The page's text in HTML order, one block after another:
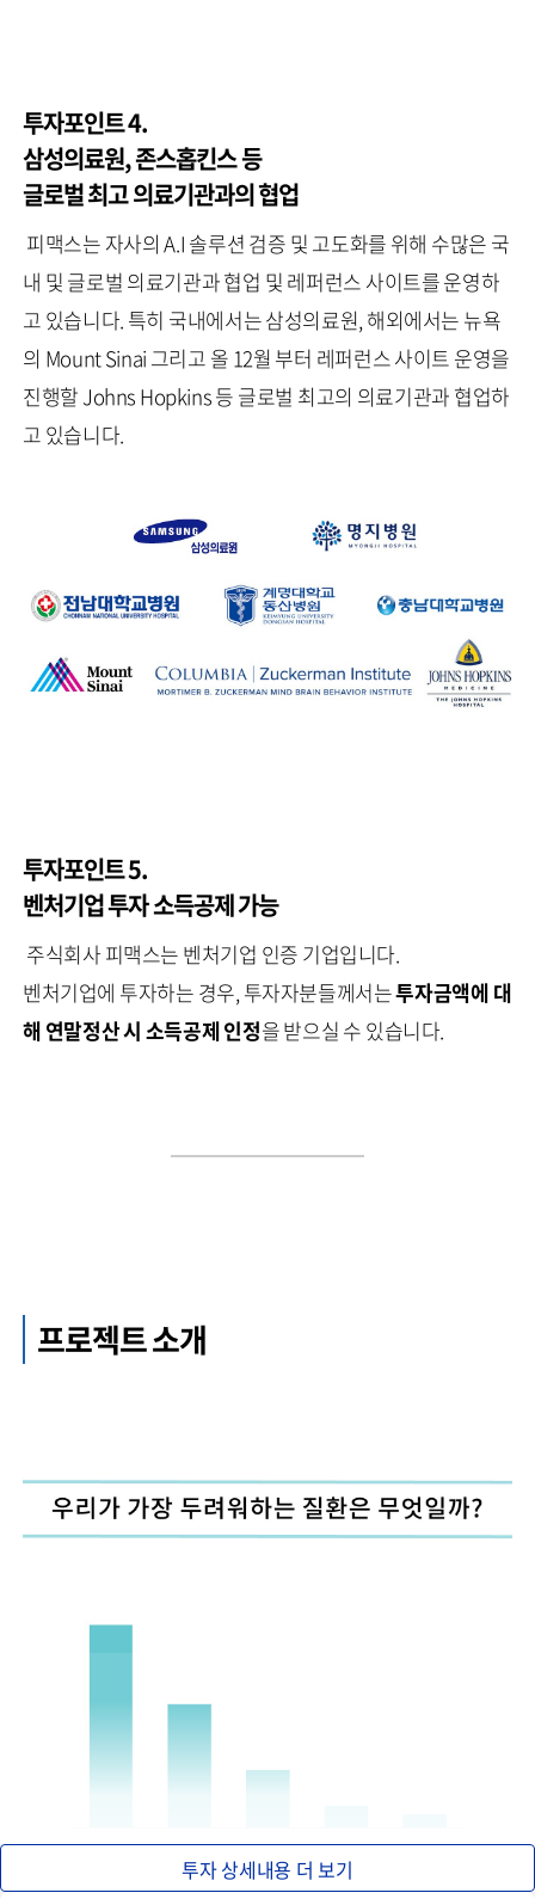
투자포인트 4.
삼성의료원, 존스홉킨스 등
글로벌 최고 의료기관과의 협업
피맥스는 자사의 A.I 솔루션 검증 및 고도화를 위해 수많은 국
내 및 글로벌 의료기관과 협업 및 레퍼런스 사이트를 운영하
고 있습니다. 특히 국내에서는 삼성의료원, 해외에서는 뉴욕
의 Mount Sinai 그리고 올 12월 부터 레퍼런스 사이트 운영을
진행할 Johns Hopkins 등 글로벌 최고의 의료기관과 협업하
고 있습니다.
투자포인트 5.
벤처기업 투자 소득공제 가능
주식회사 피맥스는 벤처기업 인증 기업입니다.
벤처기업에 투자하는 경우, 투자자분들께서는투자금액에 대
해 연말정산 시 소득공제 인정을 받으실 수 있습니다.
프로젝트 소개
투자 상세내용 더 보기